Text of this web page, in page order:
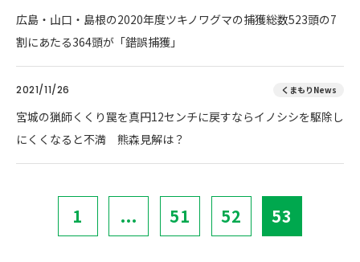
広島・山口・島根の2020年度ツキノワグマの捕獲総数523頭の7
割にあたる364頭が「錯誤捕獲」
2021/11/26 くまもりNews
宮城の猟師くくり罠を真円12センチに戻すならイノシシを駆除し
にくくなると不満 熊森見解は？
1 ... 51 52 53